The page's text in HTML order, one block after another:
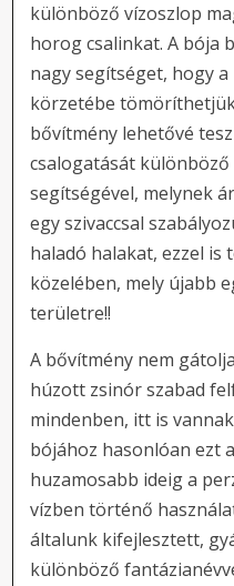
különböző vízoszlop
horog csalinkat. A bója
nagy segítséget, hogy
körzetébe
bővítmény lehetővé
csalogatását
segítségével, melynek
egy szivaccsal
haladó halakat, ezzel
közelében, mely újabb
területre!!
A bővítmény nem
húzott zsinór szabad
mindenben, itt is
bójához hasonlóan ezt
huzamosabb ideig a
vízben történő
általunk kifejlesztett,
különböző